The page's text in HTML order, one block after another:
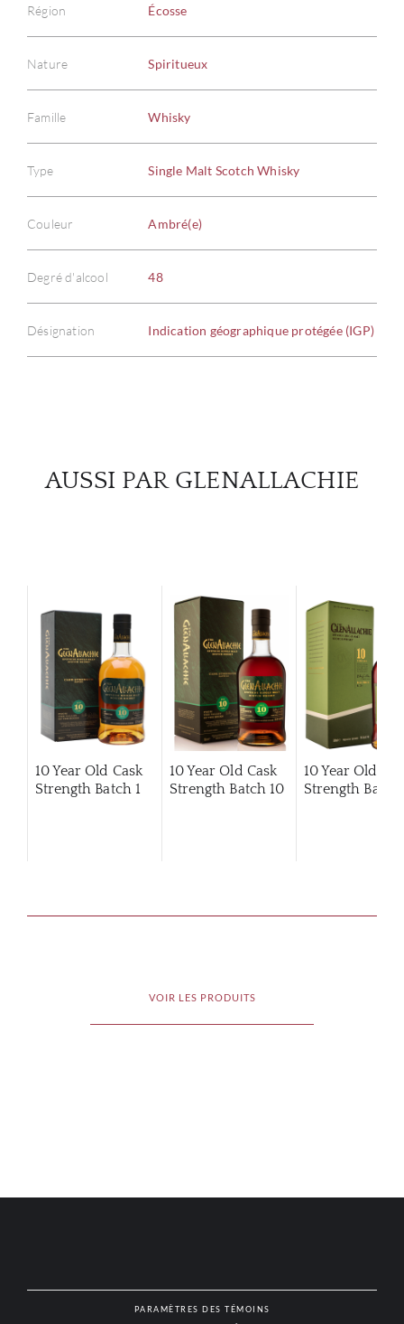
À
Région Écosse
Nature Spiritueux
Famille Whisky
Type Single Malt Scotch Whisky
Couleur Ambré(e)
Degré d'alcool 48
Désignation Indication géographique protégée (IGP)
AUSSI PAR GLENALLACHIE
10 Year Old Cask
Strength Batch 1
10 Year Old Cask
Strength Batch 10
10 Year Old
Strength Batch
VOIR LES PRODUITS
PARAMÈTRES DES TÉMOINS